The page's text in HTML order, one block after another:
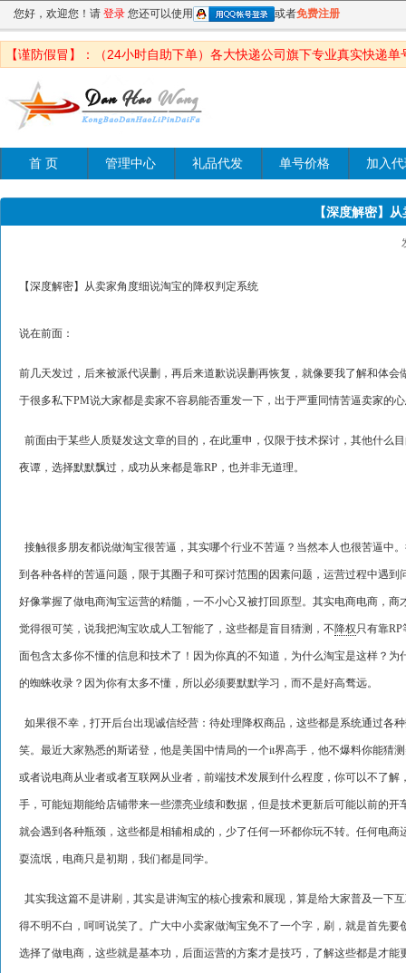
您好，欢迎您！请 登录 您还可以使用 或者免费注册
【谨防假冒】：（24小时自助下单）各大快递公司旗下专业真实快递
首 页 管理中心 礼品代发 单号价格 加入
【深度解密】
【深度解密】从卖家角度细说淘宝的降权判定系统
说在前面：
前几天发过，后来被派代误删，再后来道歉说误删再恢复，就像要我了解和体
于很多私下PM说大家都是卖家不容易能否重发一下，出于严重同情苦逼卖家的
前面由于某些人质疑发这文章的目的，在此重申，仅限于技术探讨，其他什么
夜谭，选择默默飘过，成功从来都是靠RP，也并非无道理。
接触很多朋友都说做淘宝很苦逼，其实哪个行业不苦逼？当然本人也很苦逼中
到各种各样的苦逼问题，限于其圈子和可探讨范围的因素问题，运营过程中遇
好像掌握了做电商淘宝运营的精髓，一不小心又被打回原型。其实电商电商，
觉得很可笑，说我把淘宝吹成人工智能了，这些都是盲目猜测，不降权只有靠
面包含太多你不懂的信息和技术了！因为你真的不知道，为什么淘宝是这样？
的蜘蛛收录？因为你有太多不懂，所以必须要默默学习，而不是好高骛远。
如果很不幸，打开后台出现诚信经营：待处理降权商品，这些都是系统通过各
笑。最近大家熟悉的斯诺登，他是美国中情局的一个it界高手，他不爆料你能猜
或者说电商从业者或者互联网从业者，前端技术发展到什么程度，你可以不了
手，可能短期能给店铺带来一些漂亮业绩和数据，但是技术更新后可能以前的
就会遇到各种瓶颈，这些都是相辅相成的，少了任何一环都你玩不转。任何电
耍流氓，电商只是初期，我们都是同学。
其实我这篇不是讲刷，其实是讲淘宝的核心搜索和展现，算是给大家普及一下
得不明不白，呵呵说笑了。广大中小卖家做淘宝免不了一个字，刷，就是首先
选择了做电商，这些就是基本功，后面运营的方案才是技巧，了解这些都是才能